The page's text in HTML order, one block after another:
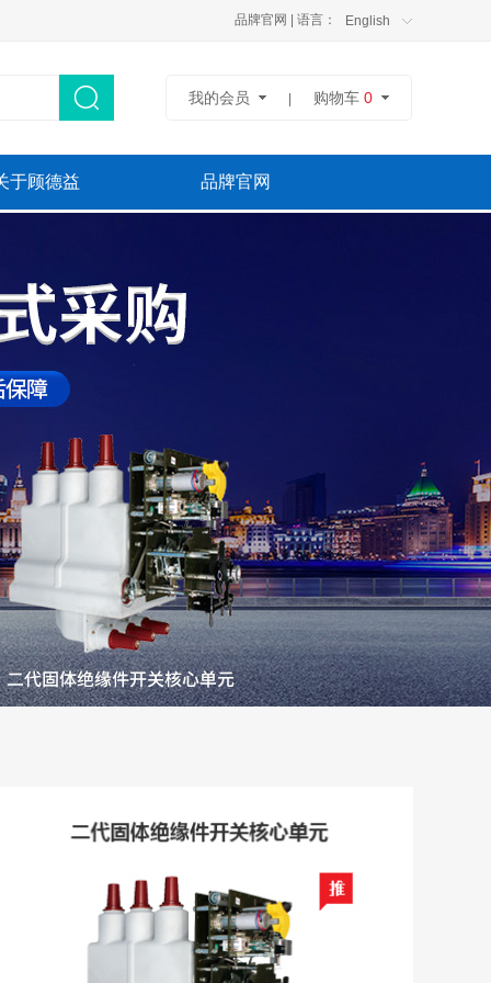
品牌官网 | 语言： English
我的会员 购物车 0
于顾德益 品牌官网